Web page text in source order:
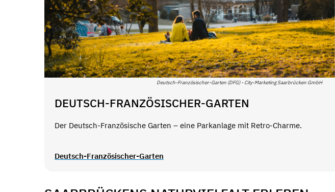
Deutsch-Französischer-Garten (DFG) - City-Marketing Saarbrücken GmbH
DEUTSCH-FRANZÖSISCHER-GARTEN
Der Deutsch-Französische Garten – eine Parkanlage mit Retro-Charme.
Deutsch-Französischer-Garten